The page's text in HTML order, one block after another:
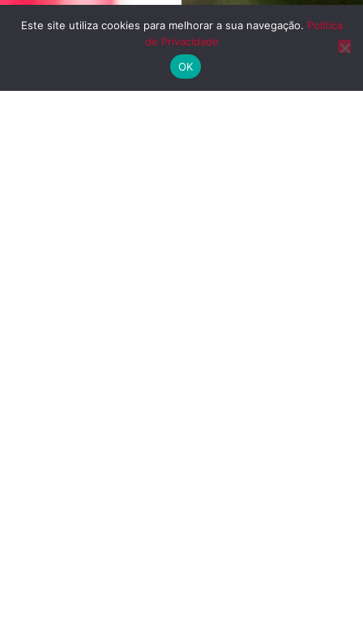
Este site utiliza cookies para melhorar a sua navegação. Política
de Privacidade
OK